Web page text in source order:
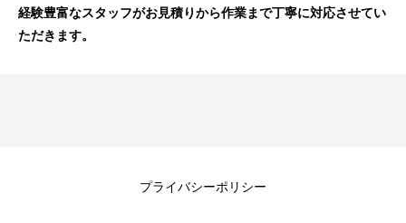
経験豊富なスタッフがお見積りから作業まで丁寧に対応させてい
ただきます。
プライバシーポリシー